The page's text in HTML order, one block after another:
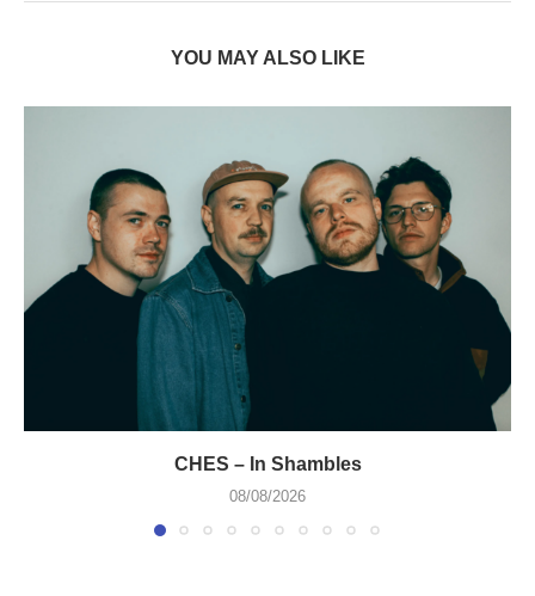
YOU MAY ALSO LIKE
CHES – In Shambles
08/08/2026